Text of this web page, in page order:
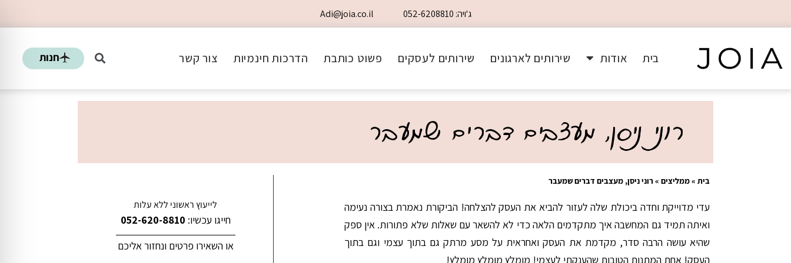
ג'ויה: 052-6208810 Adi@joia.co.il
בית אודות שירותים לארגונים שירותים לעסקים פשוט כותבת הדרכות חינמיות צור קשר חנות
רוני ניסן, מעצבים דברים שמעבר
בית »ממליצים »רוני ניסן, מעצבים דברים שמעבר
עדי מדוייקת וחדה ביכולת שלה לעזור להביא את העסק להצלחה! הביקורת נאמרת בצורה נעימה
ואיתה תמיד גם המחשבה איך מתקדמים הלאה כדי לא להשאר עם שאלות שלא פתורות. אין ספק
שהיא עושה הרבה סדר, מקדמת את העסק ואחראית על מסע מרתק גם בתוך עצמי וגם בתוך
העסק! אחת המתנות הטובות שהענקתי לעצמי! מומלץ מומלץ מומלץ!
לייעוץ ראשוני ללא עלות
חייגו עכשיו: 052-620-8810
או השאירו פרטים ונחזור אליכם